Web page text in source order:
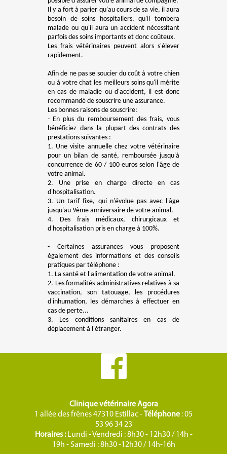
Il y a fort à parier qu'au cours de sa vie, il aura
besoin de soins hospitaliers, qu'il tombera
malade ou qu'il aura un accident nécessitant
parfois des soins importants et donc coûteux.
Les frais vétérinaires peuvent alors s'élever
rapidement.
Afin de ne pas se soucier du coût à votre chien
ou à votre chat les meilleurs soins qu'il mérite
en cas de maladie ou d'accident, il est donc
recommandé de souscrire une assurance.
Les bonnes raisons de souscrire:
- En plus du remboursement des frais, vous
bénéficiez dans la plupart des contrats des
prestations suivantes :
1. Une visite annuelle chez votre vétérinaire
pour un bilan de santé, remboursée jusqu'à
concurrence de 60 / 100 euros selon l'âge de
votre animal.
2. Une prise en charge directe en cas
d'hospitalisation.
3. Un tarif fixe, qui n'évolue pas avec l'âge
jusqu'au 9ème anniversaire de votre animal.
4. Des frais médicaux, chirurgicaux et
d'hospitalisation pris en charge à 100%.
- Certaines assurances vous proposent
également des informations et des conseils
pratiques par téléphone :
1. La santé et l'alimentation de votre animal.
2. Les formalités administratives relatives à sa
vaccination, son tatouage, les procédures
d'inhumation, les démarches à effectuer en
cas de perte...
3. Les conditions sanitaires en cas de
déplacement à l'étranger.
Clinique vétérinaire Agora
1 allée des frênes 47310 Estillac -Téléphone : 05
53 96 34 23
Horaires :Lundi - Vendredi : 8h30 - 12h30 / 14h -
19h - Samedi : 8h30 -12h30 / 14h-16h